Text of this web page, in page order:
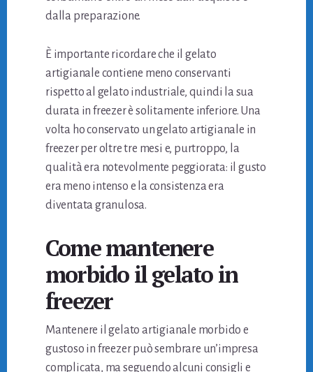
dalla preparazione.
È importante ricordare che il gelato
artigianale contiene meno conservanti
rispetto al gelato industriale, quindi la sua
durata in freezer è solitamente inferiore. Una
volta ho conservato un gelato artigianale in
freezer per oltre tre mesi e, purtroppo, la
qualità era notevolmente peggiorata: il gusto
era meno intenso e la consistenza era
diventata granulosa.
Come mantenere
morbido il gelato in
freezer
Mantenere il gelato artigianale morbido e
gustoso in freezer può sembrare un’impresa
complicata, ma seguendo alcuni consigli e